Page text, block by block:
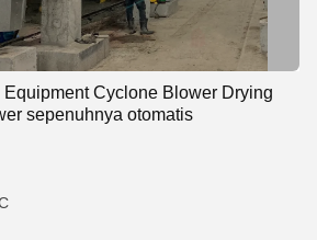
Cyclone Blower Drying
sepenuhnya otomatis